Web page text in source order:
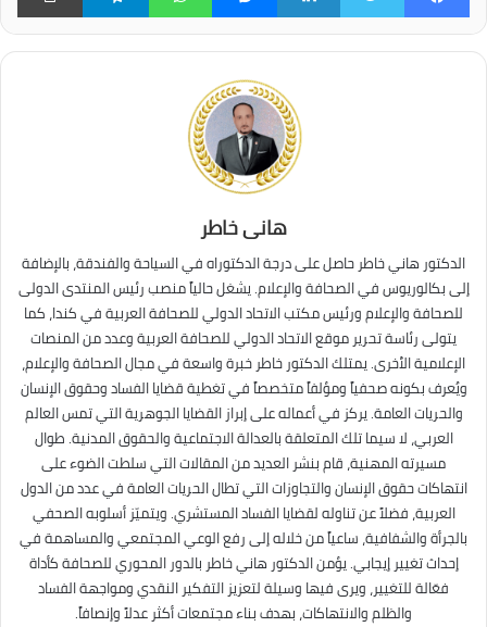
هانى خاطر
الدكتور هاني خاطر حاصل على درجة الدكتوراه في السياحة والفندقة، بالإضافة
إلى بكالوريوس في الصحافة والإعلام. يشغل حالياً منصب رئيس المنتدى الدولى
للصحافة والإعلام ورئيس مكتب الاتحاد الدولي للصحافة العربية في كندا، كما
يتولى رئاسة تحرير موقع الاتحاد الدولي للصحافة العربية وعدد من المنصات
الإعلامية الأخرى. يمتلك الدكتور خاطر خبرة واسعة في مجال الصحافة والإعلام،
ويُعرف بكونه صحفياً ومؤلفاً متخصصاً في تغطية قضايا الفساد وحقوق الإنسان
والحريات العامة. يركز في أعماله على إبراز القضايا الجوهرية التي تمس العالم
العربي، لا سيما تلك المتعلقة بالعدالة الاجتماعية والحقوق المدنية. طوال
مسيرته المهنية، قام بنشر العديد من المقالات التي سلطت الضوء على
انتهاكات حقوق الإنسان والتجاوزات التي تطال الحريات العامة في عدد من الدول
العربية، فضلاً عن تناوله لقضايا الفساد المستشري. ويتميّز أسلوبه الصحفي
بالجرأة والشفافية، ساعياً من خلاله إلى رفع الوعي المجتمعي والمساهمة في
إحداث تغيير إيجابي. يؤمن الدكتور هاني خاطر بالدور المحوري للصحافة كأداة
فعّالة للتغيير، ويرى فيها وسيلة لتعزيز التفكير النقدي ومواجهة الفساد
والظلم والانتهاكات، بهدف بناء مجتمعات أكثر عدلاً وإنصافاً.